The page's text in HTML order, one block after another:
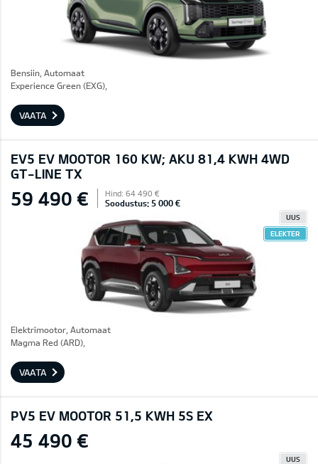
Bensiin, Automaat
Experience Green (EXG),
VAATA
EV5 EV MOOTOR 160 KW; AKU 81,4 KWH 4WD
GT-LINE TX
59 490 € Hind: 64 490 €
Soodustus: 5 000 €
UUS
ELEKTER
Elektrimootor, Automaat
Magma Red (ARD),
VAATA
PV5 EV MOOTOR 51,5 KWH 5S EX
45 490 €
UUS